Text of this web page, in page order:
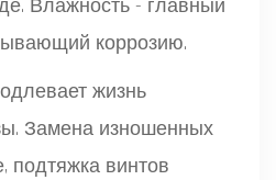
Влажность - главный
коррозию.
жизнь
Замена изношенных
подтяжка винтов